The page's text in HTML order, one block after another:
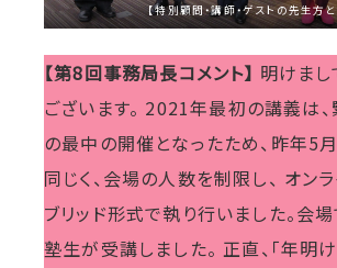
【特別顧問・講師・ゲストの先生方と
【第8回事務局長コメント】 明けまし
ございます。 2021年最初の講義は
の最中の開催となったため、昨年5
同じく、会場の人数を制限し、 オン
ブリッド形式で執り行いました。会
塾生が受講しました。 正直、「年明